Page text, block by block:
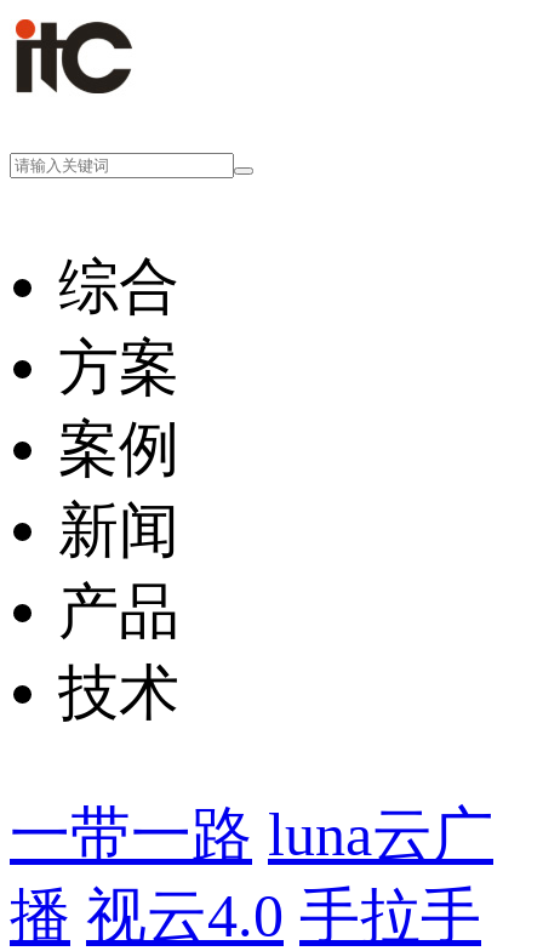
综合
方案
案例
新闻
产品
技术
一带一路 luna云广
播 视云4.0 手拉手